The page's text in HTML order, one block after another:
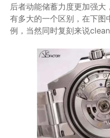
后者动能储蓄力度更加强
有多大的一个区别，在下图
例，当然同时复刻来说